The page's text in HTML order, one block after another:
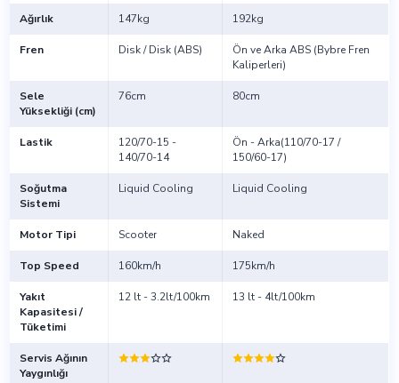
Ağırlık 147kg 192kg
Fren Disk / Disk (ABS)
Ön ve Arka ABS (Bybre Fren
Kaliperleri)
Sele
Yüksekliği (cm)
76cm 80cm
Lastik
120/70-15 -
140/70-14
Ön - Arka(110/70-17 /
150/60-17)
Soğutma
Sistemi
Liquid Cooling Liquid Cooling
Motor Tipi Scooter Naked
Top Speed 160km/h 175km/h
Yakıt
Kapasitesi /
Tüketimi
12 lt - 3.2lt/100km 13 lt - 4lt/100km
Servis Ağının
Yaygınlığı